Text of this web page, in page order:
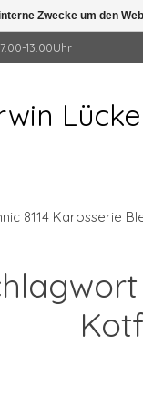
13.00Uhr
8114 Karosserie
Zwecke um den